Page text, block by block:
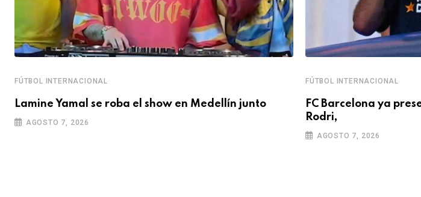
FÚTBOL INTERNACIONAL
Lamine Yamal se roba el show en Medellín junto
AGOSTO 7, 2026
FÚTBOL INTERNACIONAL
FC Barcelona ya
Rodri,
AGOSTO 7, 2026